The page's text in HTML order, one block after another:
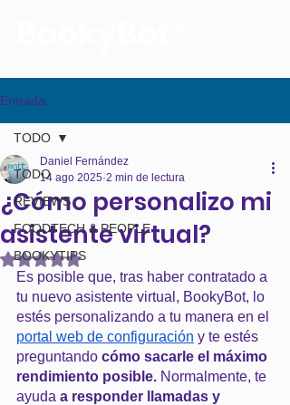
Entrada
TODO
REVIEWS
FOODTECH & PEOPLE
BOOKYTIPS
TODO
¿Cómo personalizo mi
asistente virtual?
Daniel Fernández
14 ago 2025 2 min de lectura
Obtuvo NaN de 5 estrellas.
Es posible que, tras haber contratado a
tu nuevo asistente virtual, BookyBot, lo
estés personalizando a tu manera en el
portal web de configuración y te estés
preguntando cómo sacarle el máximo
rendimiento posible. Normalmente, te
ayuda a responder llamadas y